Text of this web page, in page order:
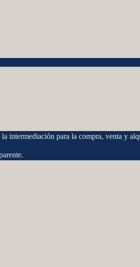
intermediación para la compra, venta y